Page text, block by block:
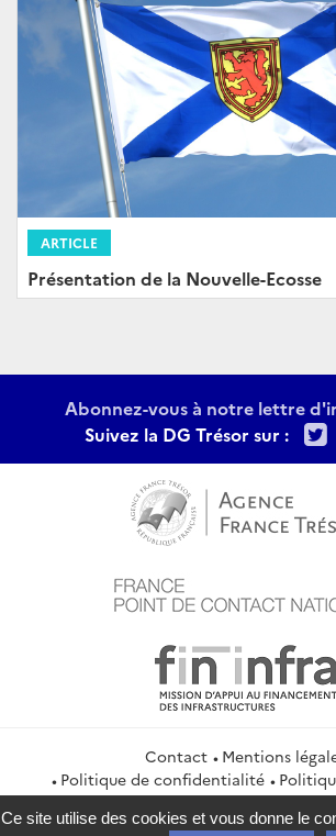
ARTICLE
Présentation de la Nouvelle-Ecosse
Abonnez-vous à notre lettre
Suivez la DG Trésor sur :
Contact
Mentions
Politique de confidentialité
Gestion des cookies
Flux
Ce site utilise des cookies et vous donne le